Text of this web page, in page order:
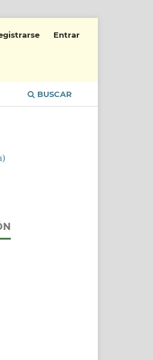
BUSCAR
Entrar